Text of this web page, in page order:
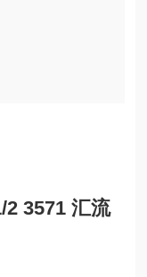
2 3571 汇流